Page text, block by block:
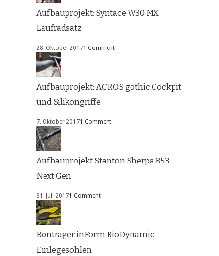
Aufbauprojekt: Syntace W30 MX
Laufradsatz
28. Oktober 20171 Comment
Aufbauprojekt: ACROS gothic Cockpit
und Silikongriffe
7. Oktober 20171 Comment
Aufbauprojekt Stanton Sherpa 853
Next Gen
31. Juli 20171 Comment
Bontrager inForm BioDynamic
Einlegesohlen